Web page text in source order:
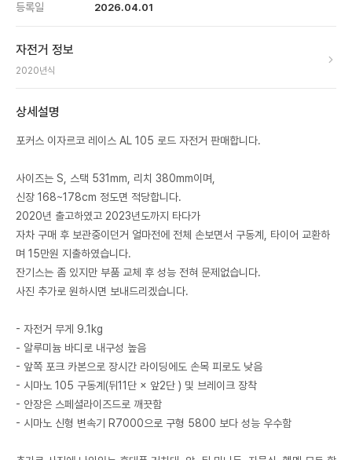
등록일 2026.04.01
자전거 정보
2020년식
상세설명
포커스 이자르코 레이스 AL 105 로드 자전거 판매합니다.
사이즈는 S, 스택 531mm, 리치 380mm이며,
신장 168~178cm 정도면 적당합니다.
2020년 출고하였고 2023년도까지 타다가
자차 구매 후 보관중이던거 얼마전에 전체 손보면서 구동계, 타이어 교환하
며 15만원 지출하였습니다.
잔기스는 좀 있지만 부품 교체 후 성능 전혀 문제없습니다.
사진 추가로 원하시면 보내드리겠습니다.
- 자전거 무게 9.1kg
- 알루미늄 바디로 내구성 높음
- 앞쪽 포크 카본으로 장시간 라이딩에도 손목 피로도 낮음
- 시마노 105 구동계(뒤11단 × 앞2단 ) 및 브레이크 장착
- 안장은 스페셜라이즈드로 깨끗함
- 시마노 신형 변속기 R7000으로 구형 5800 보다 성능 우수함